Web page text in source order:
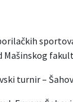
Mašinskog
turnir –